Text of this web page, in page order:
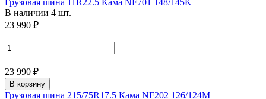
Грузовая шина 11R22.5 Кама NF701 148/145K
В наличии 4 шт.
23 990 ₽
23 990 ₽
В корзину
Грузовая шина 215/75R17.5 Кама NF202 126/124M